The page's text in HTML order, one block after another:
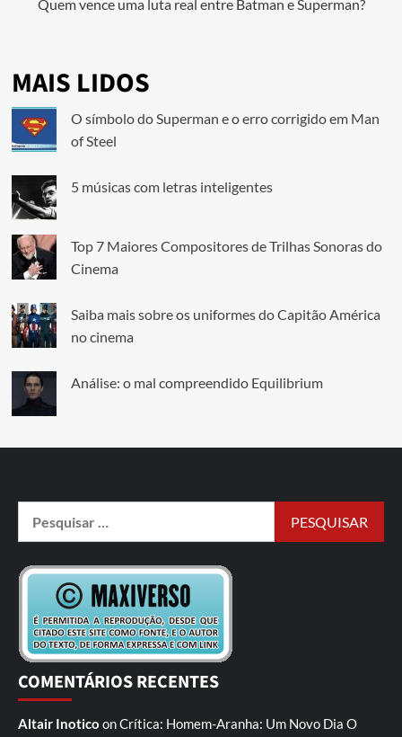
Quem vence uma luta real entre Batman e Superman?
MAIS LIDOS
O símbolo do Superman e o erro corrigido em Man
of Steel
5 músicas com letras inteligentes
Top 7 Maiores Compositores de Trilhas Sonoras do
Cinema
Saiba mais sobre os uniformes do Capitão América
no cinema
Análise: o mal compreendido Equilibrium
COMENTÁRIOS RECENTES
Altair Inotico onCrítica: Homem-Aranha: Um Novo Dia O